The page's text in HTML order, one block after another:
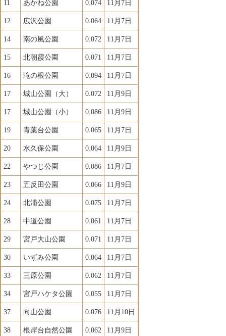
11 あかね公園 0.074 11月7日
12 広沢公園 0.064 11月7日
14 南の風公園 0.072 11月7日
15 北朝霞公園 0.071 11月7日
16 滝の根公園 0.094 11月7日
17 城山公園（大） 0.072 11月9日
17 城山公園（小） 0.086 11月9日
19 青葉台公園 0.065 11月7日
20 水久保公園 0.064 11月9日
22 やつじ公園 0.086 11月7日
23 五反田公園 0.066 11月9日
24 北浦公園 0.075 11月7日
28 中道公園 0.061 11月7日
29 宮戸大山公園 0.071 11月7日
30 いずみ公園 0.064 11月7日
33 三原公園 0.062 11月7日
34 宮戸ハケタ公園 0.055 11月7日
37 向山公園 0.076 11月10日
38 根岸台自然公園 0.062 11月9日